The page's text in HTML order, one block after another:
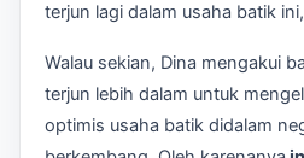
terjun lagi dalam usaha batik
Walau sekian, Dina mengakui
terjun lebih dalam untuk
optimis usaha batik didalam